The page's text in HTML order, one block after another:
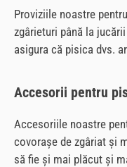
Proviziile noastre
zgârieturi până la
asigura că pisica dvs.
Accesorii pentru
Accesoriile noastre
covorașe de zgâriat și
să fie și mai plăcut și